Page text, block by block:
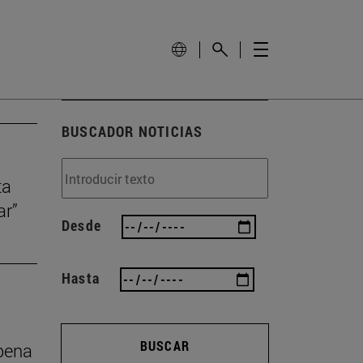
BUSCADOR NOTICIAS
Desde
Hasta
BUSCAR